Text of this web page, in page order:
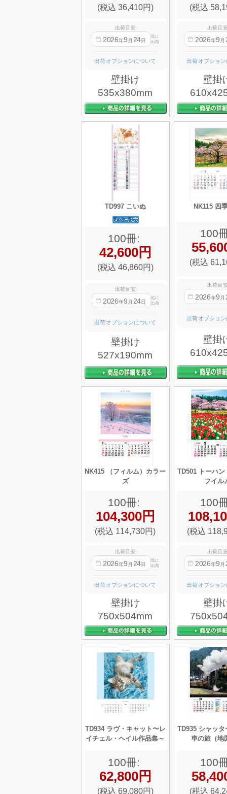
(税込 36,410円)
出荷目安
2026年9 月 24日
迄に
出荷
出荷オプションについて
壁掛け
535x380mm
(税込
出荷目
2026年9 月
出荷オプショ
壁掛
TD997 こいぬ
100冊:
42,600円
(税込 46,860円)
出荷目安
2026年9 月 24日
迄に
出荷
出荷オプションについて
壁掛け
527x190mm
NK115 四
100
(税込
出荷目
2026年9 月
出荷オプショ
壁掛
NK415 （フィルム）カラー
ズ
100冊:
104,300円
(税込 114,730円)
出荷目安
2026年9 月 24日
迄に
出荷
出荷オプションについて
壁掛け
750x504mm
TD501 トーハン
フイル
100
(税込
出荷目
2026年9 月
出荷オプショ
壁掛
TD934 ラヴ・キャット〜レ
イチェル・ヘイル作品集～
100冊:
62,800円
(税込 69,080円)
TD935 シャッタ
車の旅（地
100
(税込